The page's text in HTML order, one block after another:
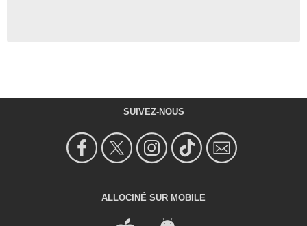
SUIVEZ-NOUS
ALLOCINÉ SUR MOBILE